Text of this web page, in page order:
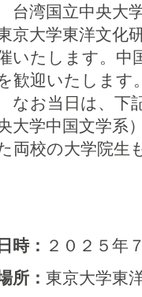
台湾国立中央大
京大学東洋文化
いたします。中
歓迎いたします
なお当日は、下
大学中国文学系
両校の大学院生
日時： ２０２５年
所： 東京大学東